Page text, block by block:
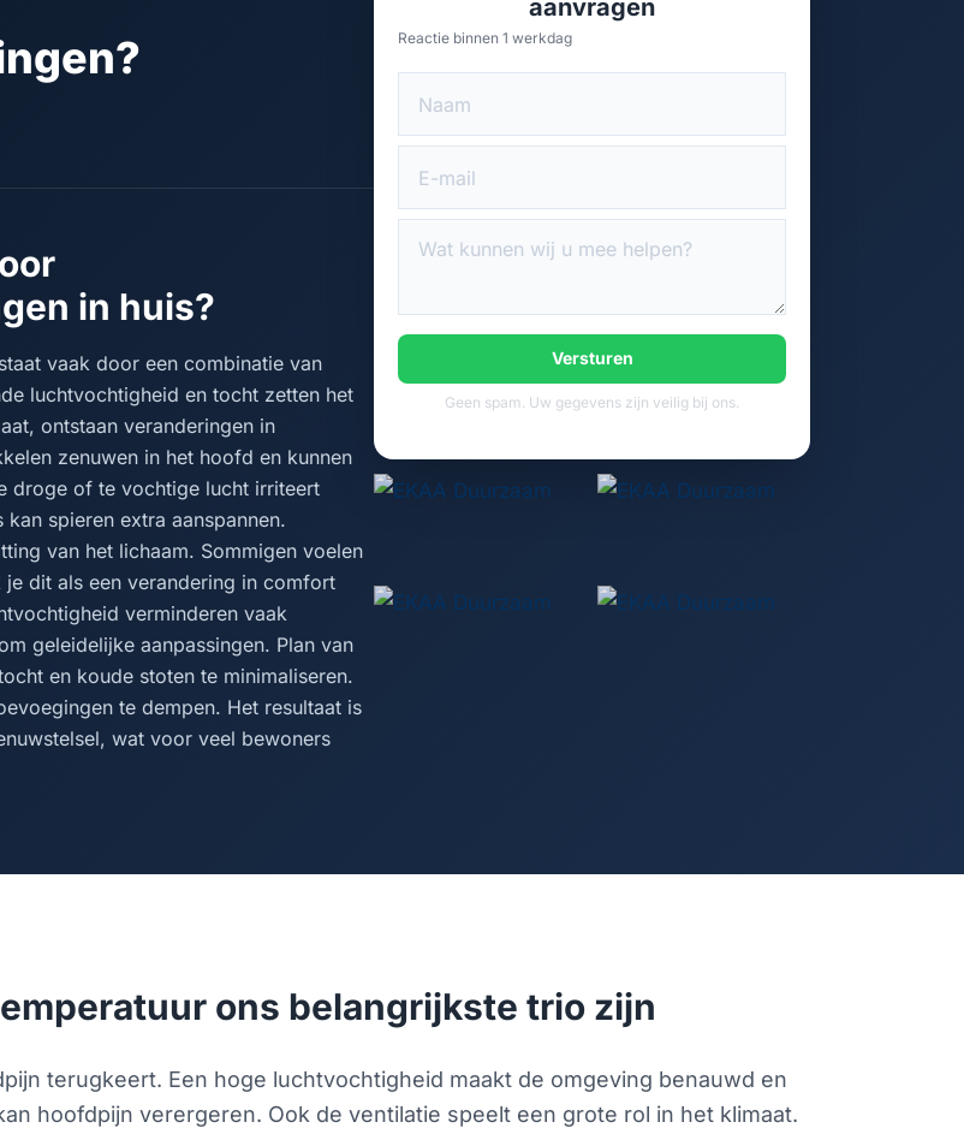
in huis?
vaak door een combinatie van
luchtvochtigheid en tocht zetten het
ontstaan veranderingen in
zenuwen in het hoofd en kunnen
droge of te vochtige lucht irriteert
spieren extra aanspannen.
van het lichaam. Sommigen voelen
dit als een verandering in comfort
verminderen vaak
geleidelijke aanpassingen. Plan van
en koude stoten te minimaliseren.
te dempen. Het resultaat is
wat voor veel bewoners
aanvragen
Reactie binnen 1 werkdag
Versturen
Geen spam. Uw gegevens zijn veilig bij ons.
ons belangrijkste trio zijn
terugkeert. Een hoge luchtvochtigheid maakt de omgeving benauwd en
hoofdpijn verergeren. Ook de ventilatie speelt een grote rol in het klimaat.